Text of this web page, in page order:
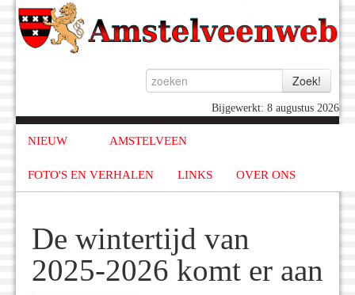
Bijgewerkt: 8 augustus 2026
NIEUW AMSTELVEEN
FOTO'S EN VERHALEN LINKS OVER ONS
De wintertijd van
2025-2026 komt er aan